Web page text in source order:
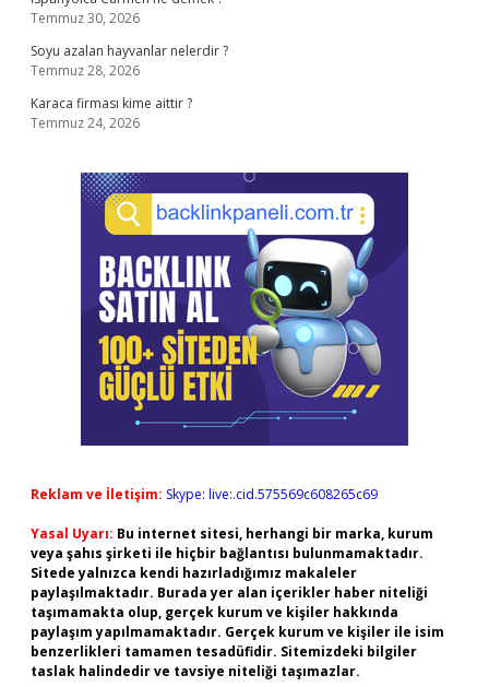
Temmuz 30, 2026
Soyu azalan hayvanlar nelerdir ?
Temmuz 28, 2026
Karaca firması kime aittir ?
Temmuz 24, 2026
Reklam ve İletişim: Skype: live:.cid.575569c608265c69
Yasal Uyarı: Bu internet sitesi, herhangi bir marka, kurum
veya şahıs şirketi ile hiçbir bağlantısı bulunmamaktadır.
Sitede yalnızca kendi hazırladığımız makaleler
paylaşılmaktadır. Burada yer alan içerikler haber niteliği
taşımamakta olup, gerçek kurum ve kişiler hakkında
paylaşım yapılmamaktadır. Gerçek kurum ve kişiler ile isim
benzerlikleri tamamen tesadüfidir. Sitemizdeki bilgiler
taslak halindedir ve tavsiye niteliği taşımazlar.